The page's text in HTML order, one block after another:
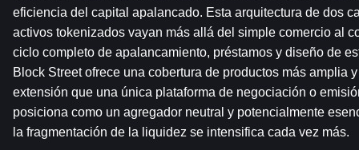
eficiencia del capital apalancado. Esta arquitectura de dos
activos tokenizados vayan más allá del simple comercio al
ciclo completo de apalancamiento, préstamos y diseño de
Block Street ofrece una cobertura de productos más amplia
extensión que una única plataforma de negociación o
posiciona como un agregador neutral y potencialmente
la fragmentación de la liquidez se intensifica cada vez más.